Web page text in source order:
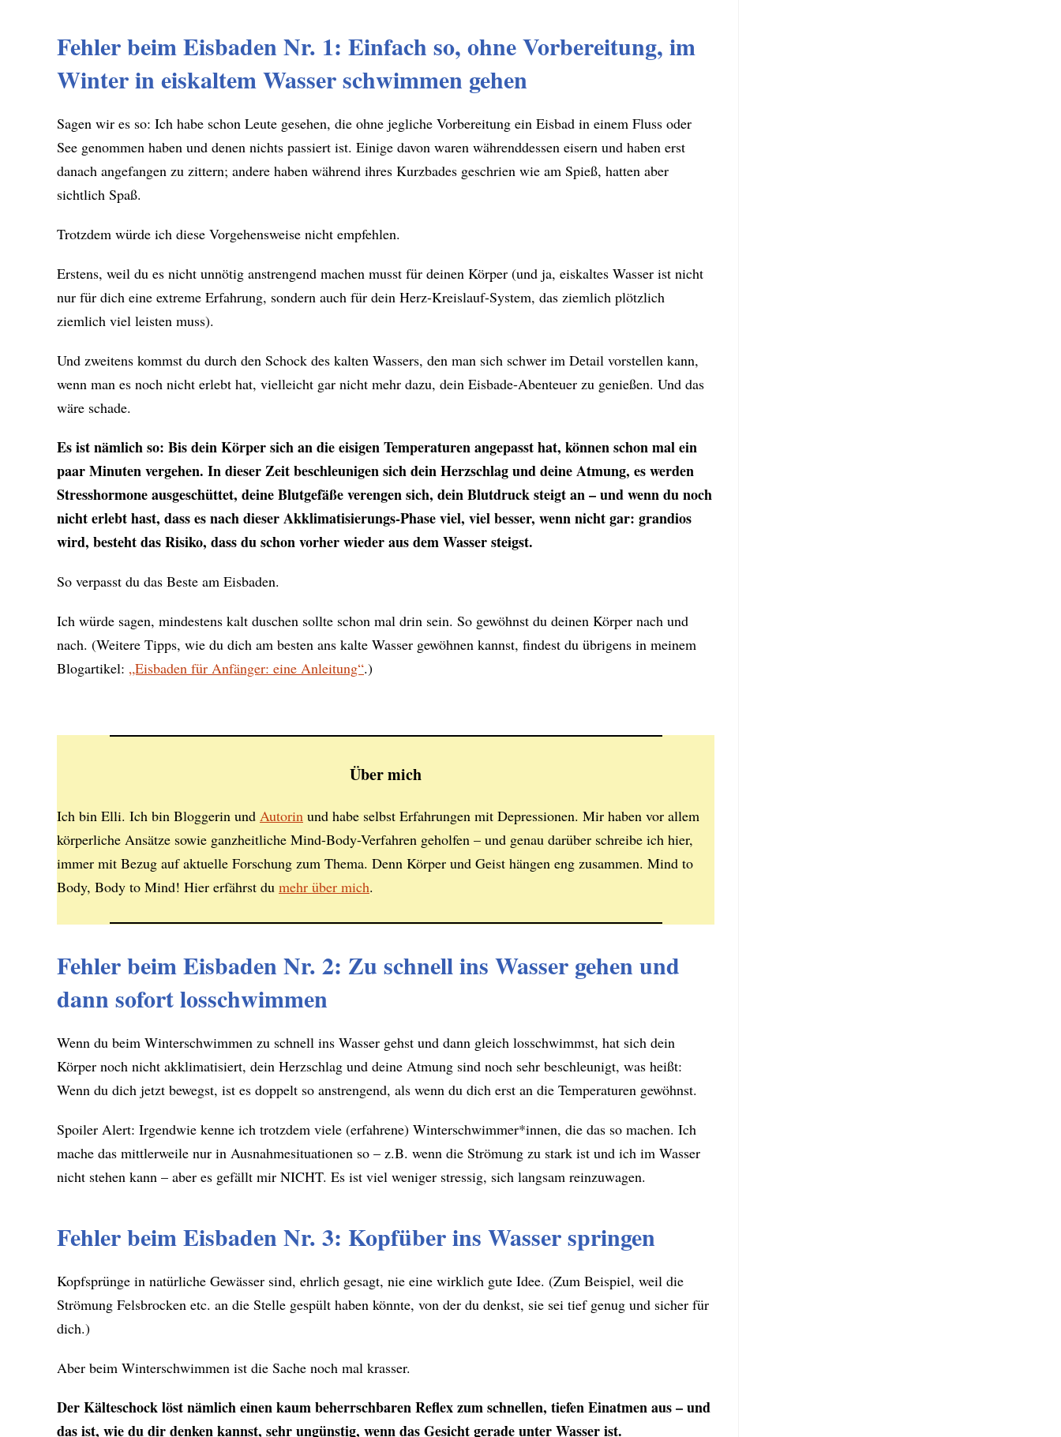
Fehler beim Eisbaden Nr. 1: Einfach so, ohne Vorbereitung, im
Winter in eiskaltem Wasser schwimmen gehen
Sagen wir es so: Ich habe schon Leute gesehen, die ohne jegliche Vorbereitung ein Eisbad in einem Fluss oder
See genommen haben und denen nichts passiert ist. Einige davon waren währenddessen eisern und haben erst
danach angefangen zu zittern; andere haben während ihres Kurzbades geschrien wie am Spieß, hatten aber
sichtlich Spaß.
Trotzdem würde ich diese Vorgehensweise nicht empfehlen.
Erstens, weil du es nicht unnötig anstrengend machen musst für deinen Körper (und ja, eiskaltes Wasser ist nicht
nur für dich eine extreme Erfahrung, sondern auch für dein Herz-Kreislauf-System, das ziemlich plötzlich
ziemlich viel leisten muss).
Und zweitens kommst du durch den Schock des kalten Wassers, den man sich schwer im Detail vorstellen kann,
wenn man es noch nicht erlebt hat, vielleicht gar nicht mehr dazu, dein Eisbade-Abenteuer zu genießen. Und das
wäre schade.
Es ist nämlich so: Bis dein Körper sich an die eisigen Temperaturen angepasst hat, können schon mal ein
paar Minuten vergehen. In dieser Zeit beschleunigen sich dein Herzschlag und deine Atmung, es werden
Stresshormone ausgeschüttet, deine Blutgefäße verengen sich, dein Blutdruck steigt an – und wenn du noch
nicht erlebt hast, dass es nach dieser Akklimatisierungs-Phase viel, viel besser, wenn nicht gar: grandios
wird, besteht das Risiko, dass du schon vorher wieder aus dem Wasser steigst.
So verpasst du das Beste am Eisbaden.
Ich würde sagen, mindestens kalt duschen sollte schon mal drin sein. So gewöhnst du deinen Körper nach und
nach. (Weitere Tipps, wie du dich am besten ans kalte Wasser gewöhnen kannst, findest du übrigens in meinem
Blogartikel: „Eisbaden für Anfänger: eine Anleitung“.)
Über mich
Ich bin Elli. Ich bin Bloggerin und Autorin und habe selbst Erfahrungen mit Depressionen. Mir haben vor allem
körperliche Ansätze sowie ganzheitliche Mind-Body-Verfahren geholfen – und genau darüber schreibe ich hier,
immer mit Bezug auf aktuelle Forschung zum Thema. Denn Körper und Geist hängen eng zusammen. Mind to
Body, Body to Mind! Hier erfährst du mehr über mich.
Fehler beim Eisbaden Nr. 2: Zu schnell ins Wasser gehen und
dann sofort losschwimmen
Wenn du beim Winterschwimmen zu schnell ins Wasser gehst und dann gleich losschwimmst, hat sich dein
Körper noch nicht akklimatisiert, dein Herzschlag und deine Atmung sind noch sehr beschleunigt, was heißt:
Wenn du dich jetzt bewegst, ist es doppelt so anstrengend, als wenn du dich erst an die Temperaturen gewöhnst.
Spoiler Alert: Irgendwie kenne ich trotzdem viele (erfahrene) Winterschwimmer*innen, die das so machen. Ich
mache das mittlerweile nur in Ausnahmesituationen so – z.B. wenn die Strömung zu stark ist und ich im Wasser
nicht stehen kann – aber es gefällt mir NICHT. Es ist viel weniger stressig, sich langsam reinzuwagen.
Fehler beim Eisbaden Nr. 3: Kopfüber ins Wasser springen
Kopfsprünge in natürliche Gewässer sind, ehrlich gesagt, nie eine wirklich gute Idee. (Zum Beispiel, weil die
Strömung Felsbrocken etc. an die Stelle gespült haben könnte, von der du denkst, sie sei tief genug und sicher für
dich.)
Aber beim Winterschwimmen ist die Sache noch mal krasser.
Der Kälteschock löst nämlich einen kaum beherrschbaren Reflex zum schnellen, tiefen Einatmen aus – und
das ist, wie du dir denken kannst, sehr ungünstig, wenn das Gesicht gerade unter Wasser ist.